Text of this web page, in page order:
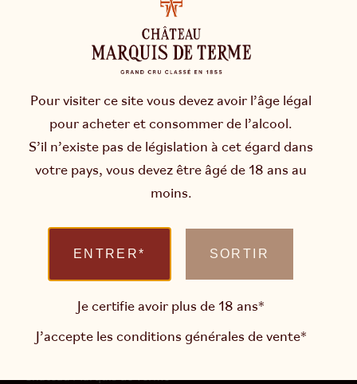
L’abus d’alcool est dangereux pour la santé.
Consommer avec modération.
M’INSCRIRE
Infos pratiques
Château Marquis de Terme
Pour visiter ce site vous devez avoir l’âge légal
pour acheter et consommer de l’alcool.
S’il n’existe pas de législation à cet égard dans
votre pays, vous devez être âgé de 18 ans au
moins.
ENTRER* SORTIR
Je certifie avoir plus de 18 ans*
J’accepte les conditions générales de vente*